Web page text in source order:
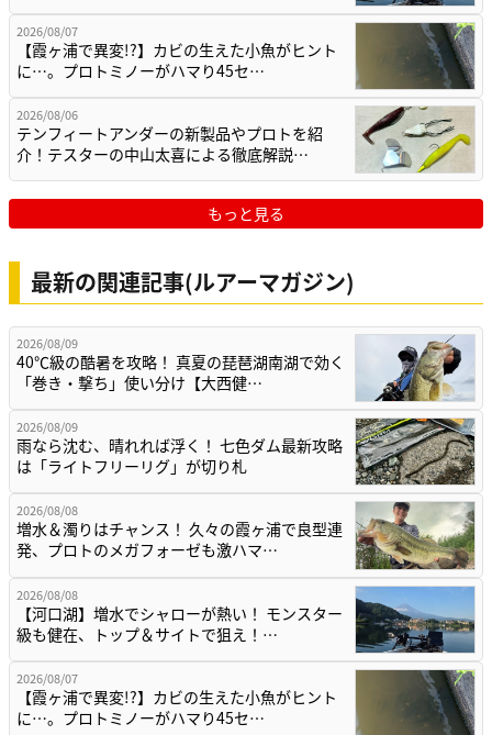
2026/08/07
【霞ヶ浦で異変!?】カビの生えた小魚がヒント
に…。プロトミノーがハマり45セ…
2026/08/06
テンフィートアンダーの新製品やプロトを紹
介！テスターの中山太喜による徹底解説…
もっと見る
最新の関連記事(ルアーマガジン)
2026/08/09
40℃級の酷暑を攻略！ 真夏の琵琶湖南湖で効く
「巻き・撃ち」使い分け【大西健…
2026/08/09
雨なら沈む、晴れれば浮く！ 七色ダム最新攻略
は「ライトフリーリグ」が切り札
2026/08/08
増水＆濁りはチャンス！ 久々の霞ヶ浦で良型連
発、プロトのメガフォーゼも激ハマ…
2026/08/08
【河口湖】増水でシャローが熱い！ モンスター
級も健在、トップ＆サイトで狙え！…
2026/08/07
【霞ヶ浦で異変!?】カビの生えた小魚がヒント
に…。プロトミノーがハマり45セ…